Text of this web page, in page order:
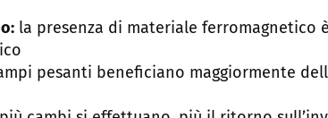
la presenza di materiale ferromagnetico
pesanti beneficiano maggiormente